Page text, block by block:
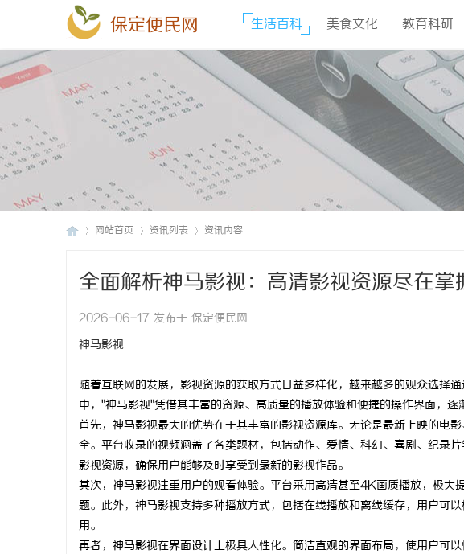
保定便民网 生活百科 美食文化 教育科研
网站首页 资讯列表 资讯内容
全面解析神马影视：高清影视资源尽在掌
2026-06-17 发布于 保定便民网
神马影视
随着互联网的发展，影视资源的获取方式日益多样化，越来越多的观众选择
中，"神马影视"凭借其丰富的资源、高质量的播放体验和便捷的操作界面，逐
首先，神马影视最大的优势在于其丰富的影视资源库。无论是最新上映的电
全。平台收录的视频涵盖了各类题材，包括动作、爱情、科幻、喜剧、纪录
影视资源，确保用户能够及时享受到最新的影视作品。
其次，神马影视注重用户的观看体验。平台采用高清甚至4K画质播放，极大
题。此外，神马影视支持多种播放方式，包括在线播放和离线缓存，用户可
用。
再者，神马影视在界面设计上极具人性化。简洁直观的界面布局，使用户可